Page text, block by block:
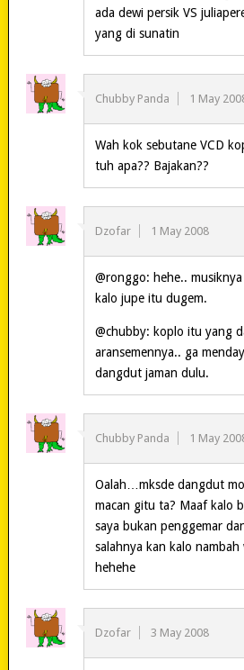
ada dewi persik VS
yang di sunatin
Chubby Panda 1 May
Wah kok sebutane VCD
tuh apa?? Bajakan??
Dzofar 1 May 2008
@ronggo: hehe..
kalo jupe itu dugem.
@chubby: koplo itu yang
aransemennya.. ga
dangdut jaman dulu.
Chubby Panda 1 May
Oalah…mksde dangdut
macan gitu ta? Maaf kalo
saya bukan penggemar
salahnya kan kalo
hehehe
Dzofar 3 May 2008